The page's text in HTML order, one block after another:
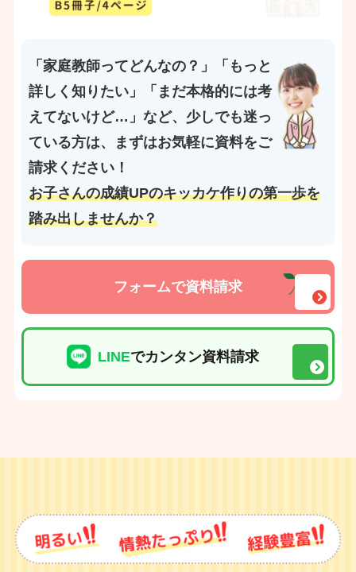
「家庭教師ってどんなの？」「もっと
詳しく知りたい」「まだ本格的には考
えてないけど…」など、少しでも迷っ
ている方は、まずはお気軽に資料をご
請求ください！
お子さんの成績UPのキッカケ作りの第一歩を
踏み出しませんか？
フォームで資料請求
LINEでカンタン資料請求